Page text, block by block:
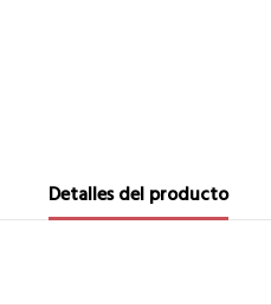
Detalles del producto